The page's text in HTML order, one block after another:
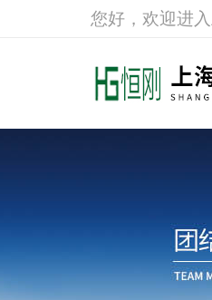
您好，欢迎进